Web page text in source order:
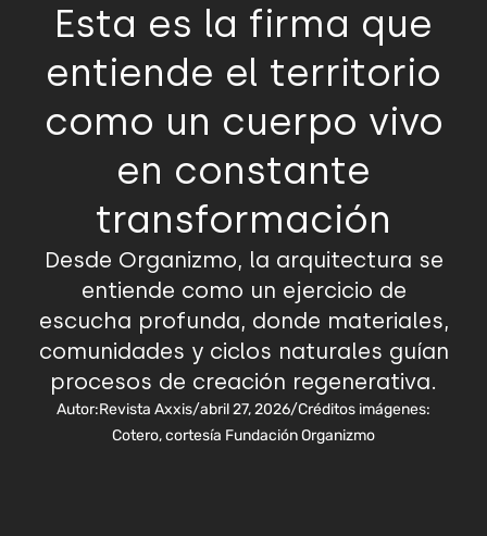
Esta es la firma que
entiende el territorio
como un cuerpo vivo
en constante
transformación
Desde Organizmo, la arquitectura se
entiende como un ejercicio de
escucha profunda, donde materiales,
comunidades y ciclos naturales guían
procesos de creación regenerativa.
Autor:Revista Axxis/abril 27, 2026/Créditos imágenes:
Cotero, cortesía Fundación Organizmo